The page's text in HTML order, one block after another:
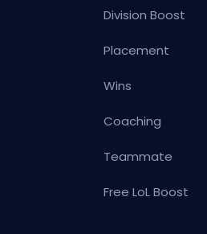
Division Boost
Placement
Wins
Coaching
Teammate
Free LoL Boost